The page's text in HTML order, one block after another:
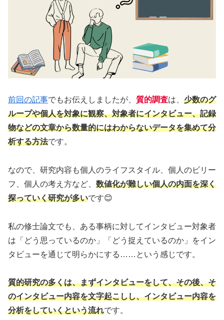
前回の記事でもお伝えしましたが、 質的調査は、 少数のグ
ループや個人を対象に観察、対象者にインタビュー、記録
物などの文章から数量的にはわからないデータを集めて分
析する方法です。
なので、研究内容も個人のライフスタイル、個人のビリー
フ、個人の考え方など、 数値化が難しい個人の内面を深く
探っていく研究が多いです😊
私の修士論文でも、ある事柄に対してインタビュー対象者
は「どう思っているのか」「どう捉えているのか」をイン
タビューを通じて明らかにする……という感じです。
質的研究の多くは、まずインタビューをして、その後、そ
のインタビュー内容を文字起こしし、インタビュー内容を
分析をしていくという流れです。